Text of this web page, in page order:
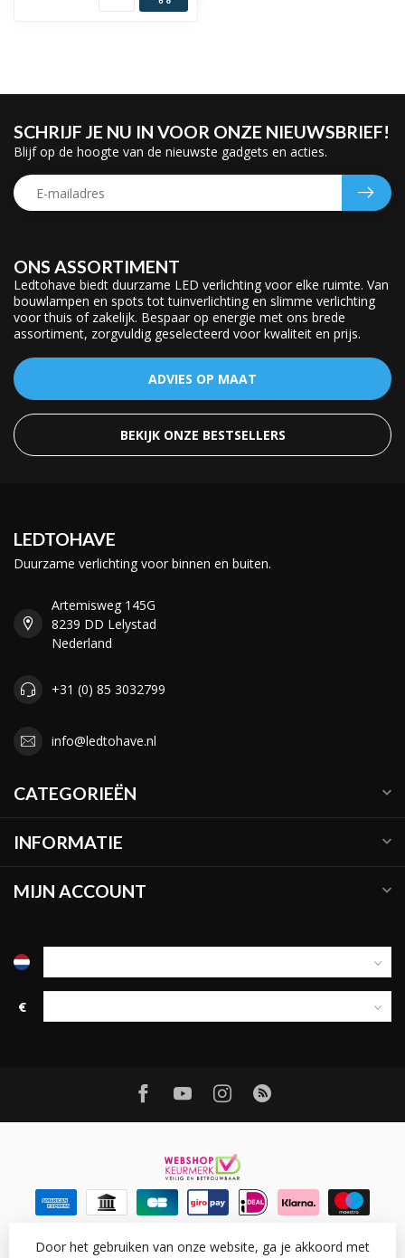
ONS ASSORTIMENT
Ledtohave biedt duurzame LED verlichting voor elke ruimte. Van
bouwlampen en spots tot tuinverlichting en slimme verlichting
voor thuis of zakelijk. Bespaar op energie met ons brede
assortiment, zorgvuldig geselecteerd voor kwaliteit en prijs.
ADVIES OP MAAT
BEKIJK ONZE BESTSELLERS
SCHRIJF JE NU IN VOOR ONZE NIEUWSBRIEF!
Blijf op de hoogte van de nieuwste gadgets en acties.
LEDTOHAVE
Duurzame verlichting voor binnen en buiten.
Artemisweg 145G
8239 DD Lelystad
Nederland
+31 (0) 85 3032799
info@ledtohave.nl
CATEGORIEËN
INFORMATIE
MIJN ACCOUNT
€
Door het gebruiken van onze website, ga je akkoord met